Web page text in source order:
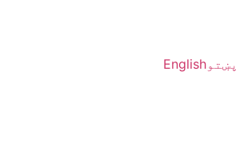
پښتوEnglish